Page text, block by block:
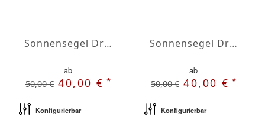
Sonnensegel Dreieck gleichschenklig Wasserabweisend Agora 5 x 5 x 5m
ab
50,00 € 40,00 €*
Konfigurierbar
Sonnensegel Dreieck gleichschenklig Wasserabweisend Agora 5,5 x 5,5 x 5,5m
ab
50,00 € 40,00 €*
Konfigurierbar